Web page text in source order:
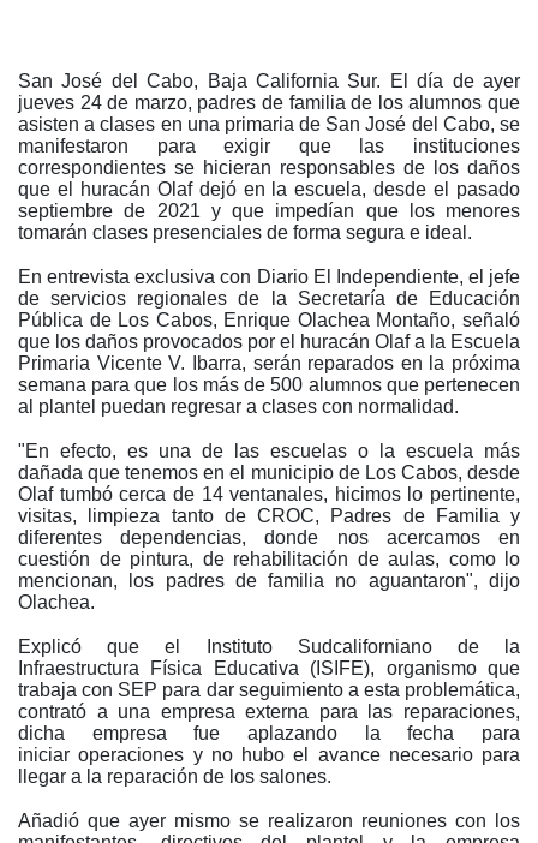
San José del Cabo, Baja California Sur. El día de ayer
jueves 24 de marzo, padres de familia de los alumnos que
asisten a clases en una primaria de San José del Cabo, se
manifestaron para exigir que las instituciones
correspondientes se hicieran responsables de los daños
que el huracán Olaf dejó en la escuela, desde el pasado
septiembre de 2021 y que impedían que los menores
tomarán clases presenciales de forma segura e ideal.
En entrevista exclusiva con Diario El Independiente, el jefe
de servicios regionales de la Secretaría de Educación
Pública de Los Cabos, Enrique Olachea Montaño, señaló
que los daños provocados por el huracán Olaf a la Escuela
Primaria Vicente V. Ibarra, serán reparados en la próxima
semana para que los más de 500 alumnos que pertenecen
al plantel puedan regresar a clases con normalidad.
"En efecto, es una de las escuelas o la escuela más
dañada que tenemos en el municipio de Los Cabos, desde
Olaf tumbó cerca de 14 ventanales, hicimos lo pertinente,
visitas, limpieza tanto de CROC, Padres de Familia y
diferentes dependencias, donde nos acercamos en
cuestión de pintura, de rehabilitación de aulas, como lo
mencionan, los padres de familia no aguantaron", dijo
Olachea.
Explicó que el Instituto Sudcaliforniano de la
Infraestructura Física Educativa (ISIFE), organismo que
trabaja con SEP para dar seguimiento a esta problemática,
contrató a una empresa externa para las reparaciones,
dicha empresa fue aplazando la fecha para
iniciar operaciones y no hubo el avance necesario para
llegar a la reparación de los salones.
Añadió que ayer mismo se realizaron reuniones con los